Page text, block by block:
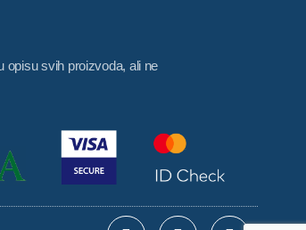
opisu svih proizvoda, ali ne